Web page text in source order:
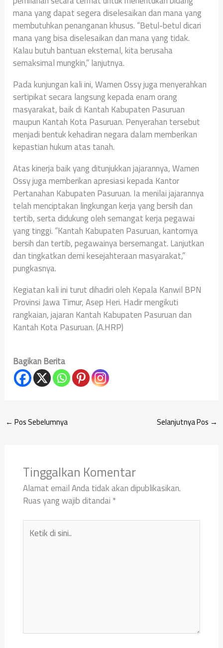
mana yang dapat segera diselesaikan dan mana yang
membutuhkan penanganan khusus. “Betul-betul dicari
mana yang bisa diselesaikan dan mana yang tidak.
Kalau butuh bantuan eksternal, kita berusaha
semaksimal mungkin,” lanjutnya.
Pada kunjungan kali ini, Wamen Ossy juga menyerahkan
sertipikat secara langsung kepada enam orang
masyarakat, baik di Kantah Kabupaten Pasuruan
maupun Kantah Kota Pasuruan. Penyerahan tersebut
menjadi bentuk kehadiran negara dalam memberikan
kepastian hukum atas tanah.
Atas kinerja baik yang ditunjukkan jajarannya, Wamen
Ossy juga memberikan apresiasi kepada Kantor
Pertanahan Kabupaten Pasuruan. Ia menilai jajarannya
telah menciptakan lingkungan kerja yang bersih dan
tertib, serta didukung oleh semangat kerja pegawai
yang tinggi. “Kantah Kabupaten Pasuruan, kantornya
bersih dan tertib, pegawainya bersemangat. Lanjutkan
dan tingkatkan demi kesejahteraan masyarakat,”
pungkasnya.
Kegiatan kali ini turut dihadiri oleh Kepala Kanwil BPN
Provinsi Jawa Timur, Asep Heri. Hadir mengikuti
rangkaian, jajaran Kantah Kabupaten Pasuruan dan
Kantah Kota Pasuruan. (A.HRP)
Bagikan Berita
← Pos Sebelumnya Selanjutnya Pos →
Tinggalkan Komentar
Alamat email Anda tidak akan dipublikasikan.
Ruas yang wajib ditandai*
Ketik